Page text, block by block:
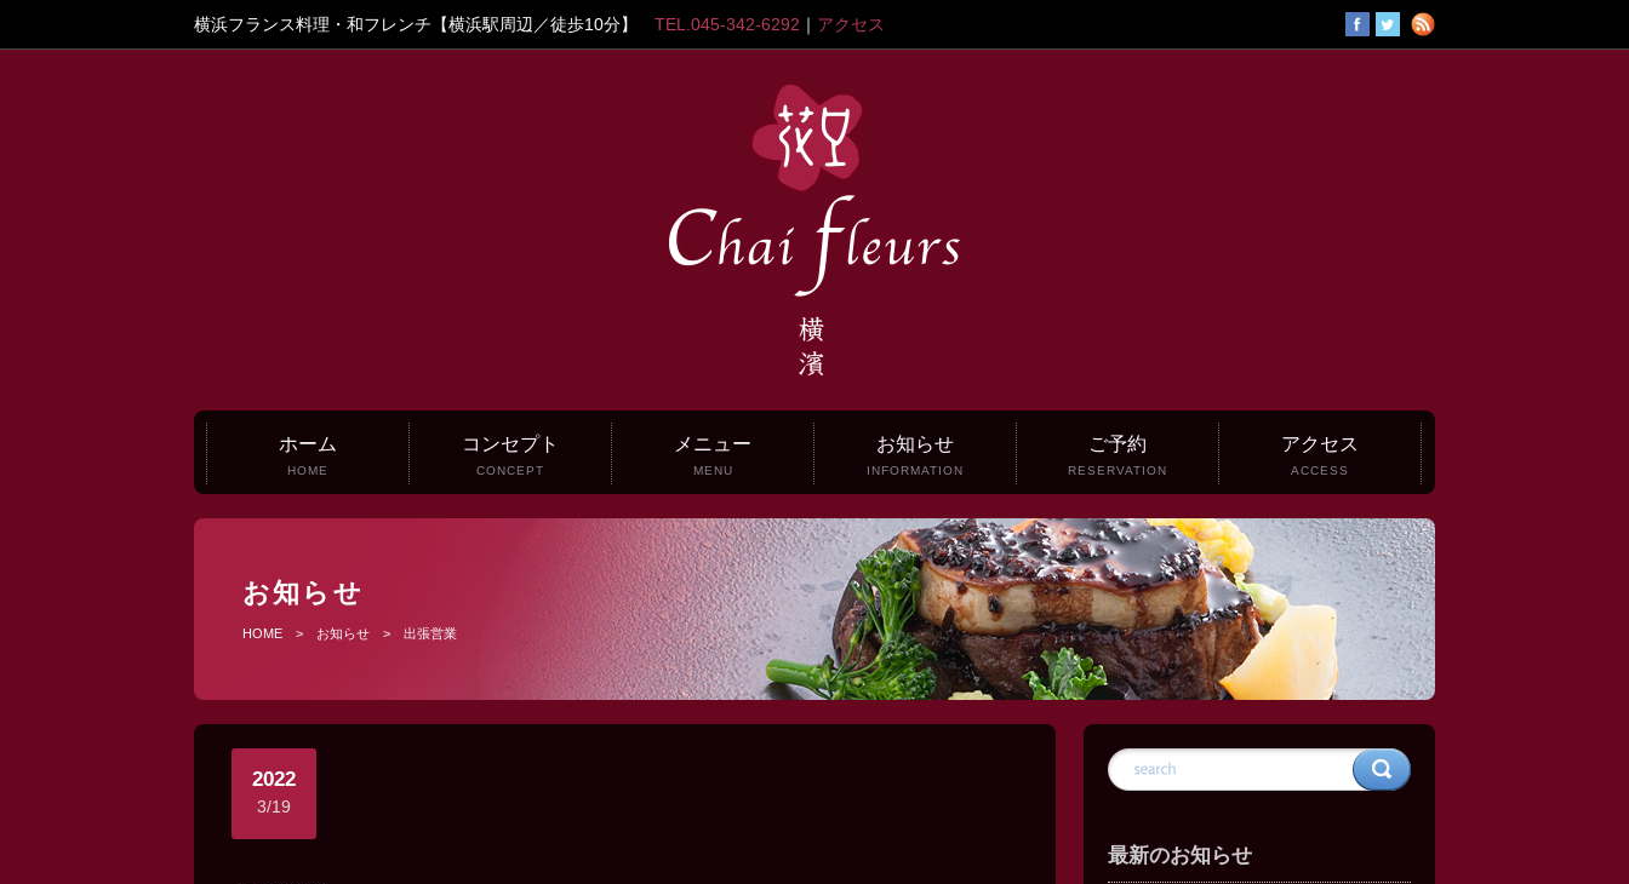
横浜フランス料理・和フレンチ【横浜駅周辺／徒歩10分】 TEL.045-342-6292 ｜ アクセス
ホーム
HOME
コンセプト
CONCEPT
メニュー
MENU
お知らせ
INFORMATION
ご予約
RESERVATION
アクセス
ACCESS
お知らせ
HOME > お知らせ > 出張営業
2022
3/19
最新のお知らせ